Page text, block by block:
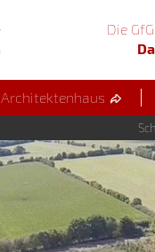
Die
Architektenhaus